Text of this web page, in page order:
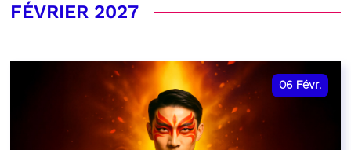
FÉVRIER 2027
06 Févr.